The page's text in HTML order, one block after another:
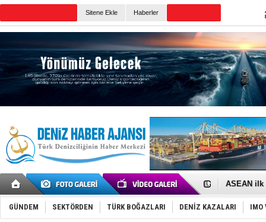
Sitene Ekle Haberler
D-Marin,
Van’da
TAYK -
İstanbul
Tersane
GÜNDEM SEKTÖRDEN TÜRK BOĞAZLARI DENİZ KAZALARI IMO